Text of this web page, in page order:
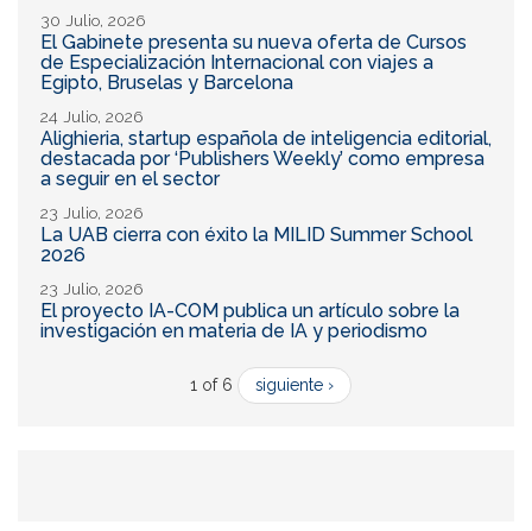
30 Julio, 2026
El Gabinete presenta su nueva oferta de Cursos
de Especialización Internacional con viajes a
Egipto, Bruselas y Barcelona
24 Julio, 2026
Alighieria, startup española de inteligencia editorial,
destacada por ‘Publishers Weekly’ como empresa
a seguir en el sector
23 Julio, 2026
La UAB cierra con éxito la MILID Summer School
2026
23 Julio, 2026
El proyecto IA-COM publica un artículo sobre la
investigación en materia de IA y periodismo
1 of 6 siguiente ›